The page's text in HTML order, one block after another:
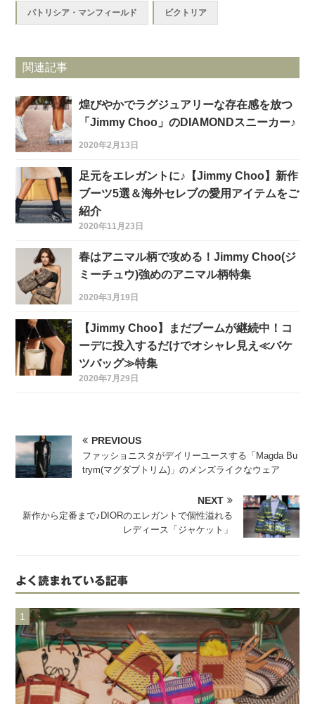
パトリシア・マンフィールド ビクトリア
関連記事
煌びやかでラグジュアリーな存在感を放つ
「Jimmy Choo」のDIAMONDスニーカー♪
2020年2月13日
足元をエレガントに♪【Jimmy Choo】新作
ブーツ5選＆海外セレブの愛用アイテムをご
紹介
2020年11月23日
春はアニマル柄で攻める！Jimmy Choo(ジ
ミーチュウ)強めのアニマル柄特集
2020年3月19日
【Jimmy Choo】まだブームが継続中！コ
ーデに投入するだけでオシャレ見え≪バケ
ツバッグ≫特集
2020年7月29日
PREVIOUS
ファッショニスタがデイリーユースする「Magda Bu
trym(マグダブトリム)」のメンズライクなウェア
NEXT
新作から定番まで♪DIORのエレガントで個性溢れる
レディース「ジャケット」
よく読まれている記事